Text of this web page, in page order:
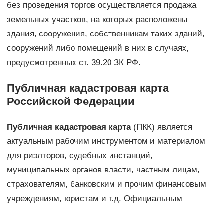
без проведения торгов осуществляется продажа
земельных участков, на которых расположены
здания, сооружения, собственникам таких зданий,
сооружений либо помещений в них в случаях,
предусмотренных ст. 39.20 ЗК РФ.
Публичная кадастровая карта
Российской Федерации
Публичная кадастровая карта(ПКК) является
актуальным рабочим инструментом и материалом
для риэлторов, судебных инстанций,
муниципальных органов власти, частным лицам,
страхователям, банковским и прочим финансовым
учреждениям, юристам и т.д. Официальным